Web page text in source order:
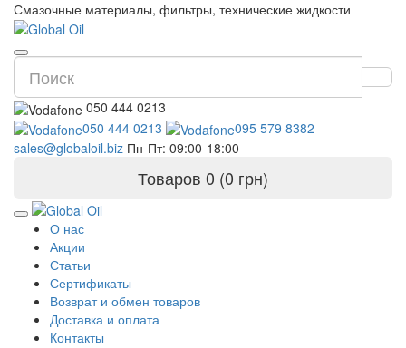
Смазочные материалы, фильтры, технические жидкости
050 444 0213
050 444 0213
095 579 8382
sales@globaloil.biz Пн-Пт: 09:00-18:00
Товаров 0 (0 грн)
О нас
Акции
Статьи
Сертификаты
Возврат и обмен товаров
Доставка и оплата
Контакты